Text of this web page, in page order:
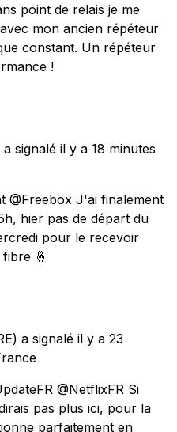
point de relais je me
mon ancien répéteur
constant. Un répéteur
!
signalé il y a 18 minutes
@Freebox J'ai finalement
hier pas de départ du
pour le recevoir
🤞
a signalé il y a 23
@NetflixFR Si
pas plus ici, pour la
parfaitement en